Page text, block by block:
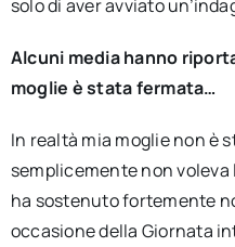
solo di aver avviato
Alcuni media hanno
moglie è stata fermata…
In realtà mia moglie non è
semplicemente non
ha sostenuto fortemente
occasione della Giornata